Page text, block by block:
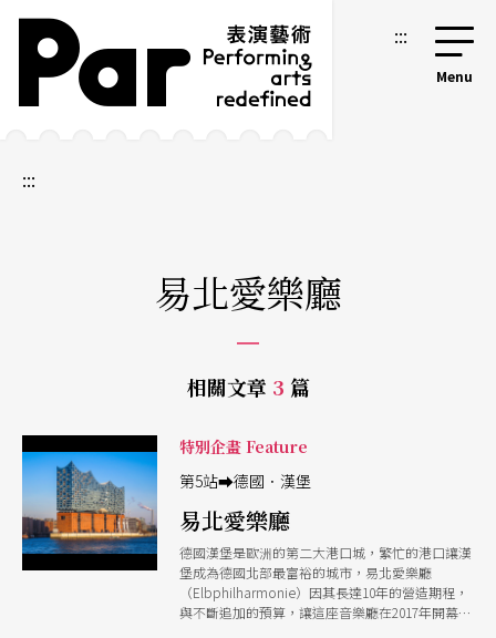
跳到主要內容區塊
網站導覽 :::
:::
易北愛樂廳
相關文章 3 篇
特別企畫 Feature
第5站⮕德國．漢堡
易北愛樂廳
德國漢堡是歐洲的第二大港口城，繁忙的港口讓漢
堡成為德國北部最富裕的城市，易北愛樂廳
（Elbphilharmonie）因其長達10年的營造期程，
與不斷追加的預算，讓這座音樂廳在2017年開幕之